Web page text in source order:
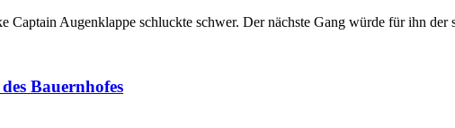
Captain Augenklappe schluckte schwer. Der nächste Gang würde für ihn
Bauernhofes